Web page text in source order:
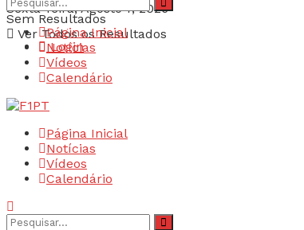
Sexta-feira, Agosto 7, 2026
Login
Sem Resultados
Ver Todos os Resultados
Página Inicial
Notícias
Vídeos
Calendário
Página Inicial
Notícias
Vídeos
Calendário